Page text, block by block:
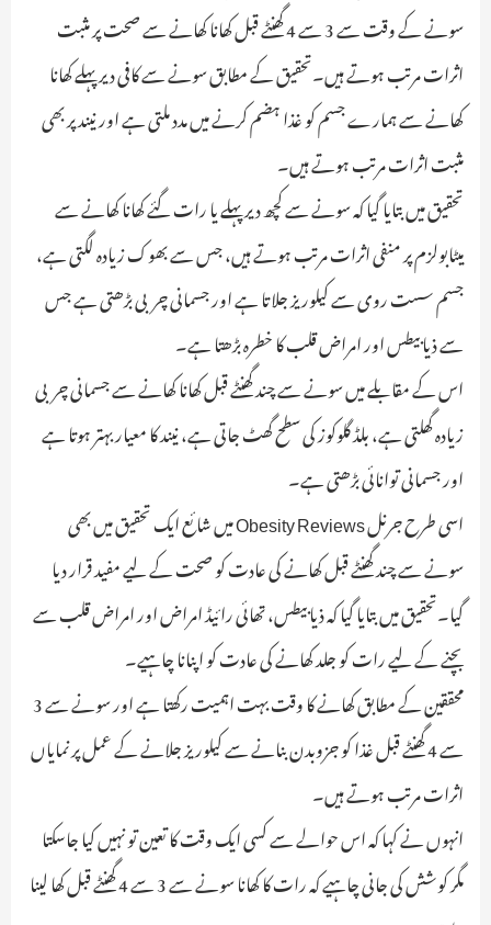
سونے کے وقت سے 3 سے 4 گھنٹے قبل کھانا کھانے سے صحت پر مثبت
اثرات مرتب ہوتے ہیں۔تحقیق کے مطابق سونے سے کافی دیر پہلے کھانا
کھانے سے ہمارے جسم کو غذا ہضم کرنے میں مدد ملتی ہے اور نیند پر بھی
مثبت اثرات مرتب ہوتے ہیں۔
تحقیق میں بتایا گیا کہ سونے سے کچھ دیر پہلے یا رات گئے کھانا کھانے سے
میٹابولزم پر منفی اثرات مرتب ہوتے ہیں، جس سے بھوک زیادہ لگتی ہے،
جسم سست روی سے کیلوریز جلاتا ہے اور جسمانی چربی بڑھتی ہے جس
سے ذیابیطس اور امراض قلب کا خطرہ بڑھتا ہے۔
اس کے مقابلے میں سونے سے چند گھنٹے قبل کھانا کھانے سے جسمانی چربی
زیادہ گھلتی ہے، بلڈ گلوکوز کی سطح گھٹ جاتی ہے، نیند کا معیار بہتر ہوتا ہے
اور جسمانی توانائی بڑھتی ہے۔
اسی طرح جرنل Obesity Reviews میں شائع ایک تحقیق میں بھی
سونے سے چند گھنٹے قبل کھانے کی عادت کو صحت کے لیے مفید قرار دیا
گیا۔تحقیق میں بتایا گیا کہ ذیابیطس، تھائی رائیڈ امراض اور امراض قلب سے
بچنے کے لیے رات کو جلد کھانے کی عادت کو اپنانا چاہیے۔
محققین کے مطابق کھانے کا وقت بہت اہمیت رکھتا ہے اور سونے سے 3
سے 4 گھنٹے قبل غذا کو جزوبدن بنانے سے کیلوریز جلانے کے عمل پر نمایاں
اثرات مرتب ہوتے ہیں۔
انہوں نے کہا کہ اس حوالے سے کسی ایک وقت کا تعین تو نہیں کیا جاسکتا
مگر کوشش کی جانی چاہیے کہ رات کا کھانا سونے سے 3 سے 4 گھنٹے قبل کھا لینا